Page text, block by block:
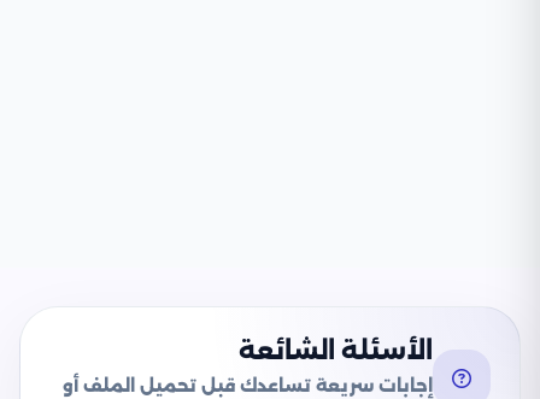
الأسئلة الشائعة
إجابات سريعة تساعدك قبل تحميل الملف أو